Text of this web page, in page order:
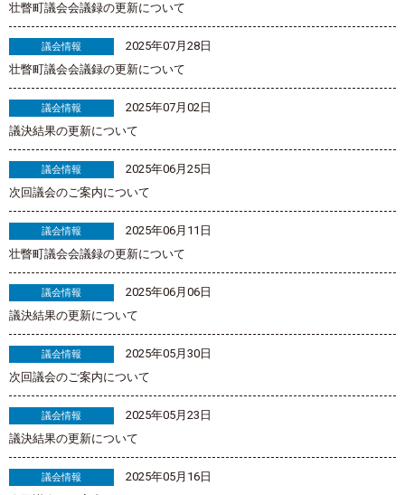
壮瞥町議会会議録の更新について
議会情報
2025年07月28日
壮瞥町議会会議録の更新について
議会情報
2025年07月02日
議決結果の更新について
議会情報
2025年06月25日
次回議会のご案内について
議会情報
2025年06月11日
壮瞥町議会会議録の更新について
議会情報
2025年06月06日
議決結果の更新について
議会情報
2025年05月30日
次回議会のご案内について
議会情報
2025年05月23日
議決結果の更新について
議会情報
2025年05月16日